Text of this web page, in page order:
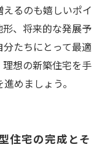
るのも嬉しいポイ
、将来的な発展予
たちにとって最適
想の新築住宅を手
めましょう。
住宅の完成とそ